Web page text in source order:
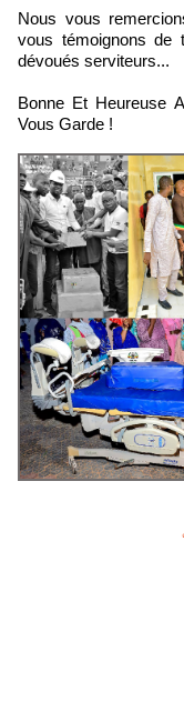
Nous vous
vous témoignons de
dévoués serviteurs...
Bonne Et Heureuse
Vous Garde !